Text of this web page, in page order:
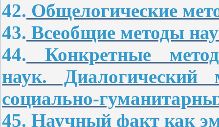
42. Общелогические
43. Всеобщие методы
44. Конкретные
наук.
социально-
45. Научный факт как